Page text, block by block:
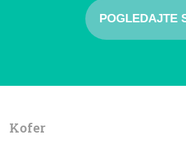
POGLEDAJTE
Kofer